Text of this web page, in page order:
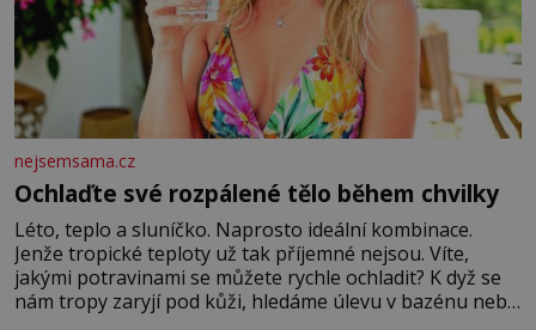
nejsemsama.cz
Ochlaďte své rozpálené tělo během chvilky
Léto, teplo a sluníčko. Naprosto ideální kombinace.
Jenže tropické teploty už tak příjemné nejsou. Víte,
jakými potravinami se můžete rychle ochladit? K dyž se
nám tropy zaryjí pod kůži, hledáme úlevu v bazénu nebo